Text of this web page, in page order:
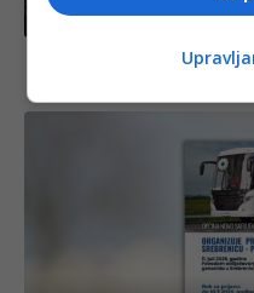
Crna hronika
Sudar automobila i